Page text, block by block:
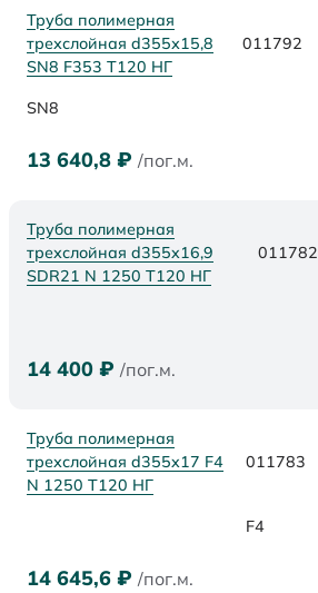
Труба полимерная
трехслойная d355х15,8
SN8 F353 Т120 НГ
011792
SN8
13 640,8 ₽ /пог.м.
Труба полимерная
трехслойная d355x16,9
SDR21 N 1250 Т120 НГ
011782
14 400 ₽ /пог.м.
Труба полимерная
трехслойная d355x17 F4
N 1250 Т120 НГ
011783
F4
14 645,6 ₽ /пог.м.